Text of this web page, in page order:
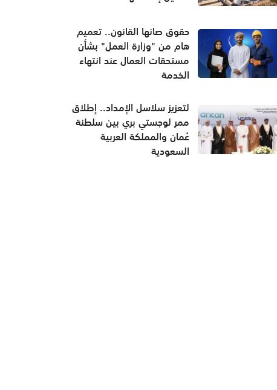
حقوق صانها القانون.. تعميم
هام من "وزارة العمل" بشأن
مستحقات العمال عند انتهاء
الخدمة
لتعزيز سلاسل الإمداد.. إطلاق
ممر لوجستي بري بين سلطنة
عُمان والمملكة العربية
السعودية